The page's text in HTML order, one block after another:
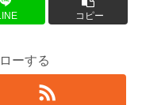
コピー
ーする